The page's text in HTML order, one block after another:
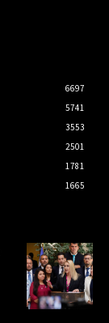
6697
5741
3553
2501
1781
1665